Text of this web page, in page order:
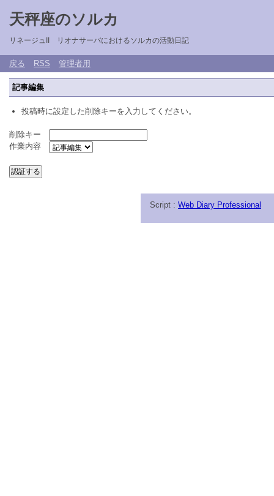
天秤座のソルカ
リネージュII リオナサーバにおけるソルカの活動日記
戻る RSS 管理者用
記事編集
投稿時に設定した削除キーを入力してください。
削除キー
作業内容
Script : Web Diary Professional